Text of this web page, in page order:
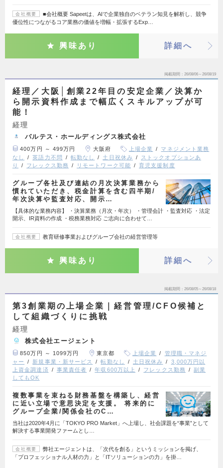
会社概要
■会社概要 Sapeetは、AIで企業独自のベテラン知見を解析し、競争
優位性につながるコア業務の価値を増幅・拡張するExp…
興味あり 詳細へ
掲載期間 26/08/06～26/08/19
経理／大阪│創業22年目の安定企業／決算か
ら開示資料作成まで幅広くスキルアップが可
能！
経理
バルテス・ホールディングス株式会社
400万円 ～ 499万円 大阪府 上場企業
マネジメント業務
なし
英語力不問 転勤なし 土日祝休み
ストックオプションあ
り
フレックス勤務 リモートワーク可能 育児支援制度
グループ各社及び連結の月次決算業務から
慣れていただき、税金計算を含む四半期/
年次決算や監査対応、開示…
【具体的な業務内容】 ・決算業務（月次・年次） ・管理会計 ・監査対応 ・法定
開示、IR資料の作成 ・税務業務対応 ご志向に合わせて…
会社概要 教育研修事業およびグループ会社の経営管理等
興味あり 詳細へ
掲載期間 26/08/05～26/08/18
第3創業期の上場企業｜経営管理/CFO候補と
して組織づくりに挑戦
経理
株式会社エージェント
850万円 ～ 1099万円 東京都 上場企業
管理職・マネジ
ャー
新規事業・新サービス 転勤なし 土日祝休み
3,000万円以
上資金調達済
事業責任者 年収600万以上 フレックス勤務
副業
してもOK
複数事業を束ねる財務基盤を構築し、経営
に近い立場で意思決定を支援。 将来的に
グループ企業/関係会社のC…
当社は2020年4月に「TOKYO PRO Market」へ上場し、社会課題を“事業”として
解決する事業開発ファームとし…
会社概要
弊社エージェントは、「次代を創る」というミッションを掲げ、
「プロフェッショナル人材の力」と「ITソリューションの力」を掛…